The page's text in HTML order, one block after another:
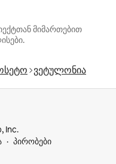
მიმართებით
ვეტულონია
Inc.
პირობები